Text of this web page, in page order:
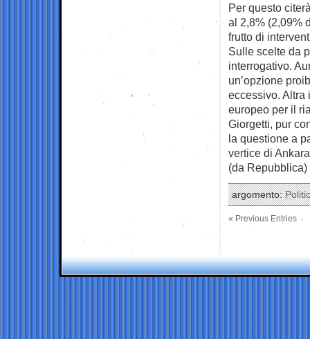
Per questo
al 2,8% (2,09%
frutto di
Sulle scelte da
interrogativo.
un’opzione
eccessivo. Altra
europeo per il
Giorgetti, pur
la questione a
vertice di
(da Repubblica)
argomento:
« Previous Entries